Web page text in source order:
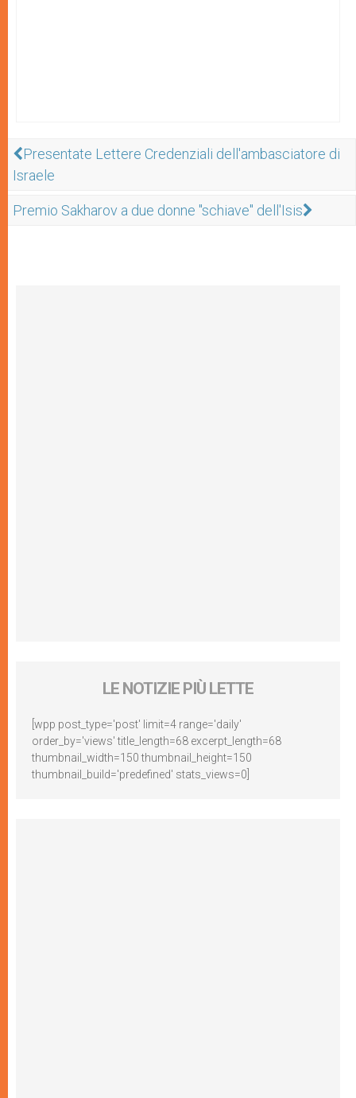
Presentate Lettere Credenziali dell'ambasciatore di
Israele
Premio Sakharov a due donne "schiave" dell'Isis
LE NOTIZIE PIÙ LETTE
[wpp post_type='post' limit=4 range='daily'
order_by='views' title_length=68 excerpt_length=68
thumbnail_width=150 thumbnail_height=150
thumbnail_build='predefined' stats_views=0]